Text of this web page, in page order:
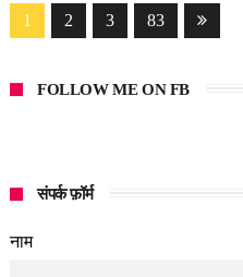
1 2 3 83
FOLLOW ME ON FB
संपर्क फ़ॉर्म
नाम